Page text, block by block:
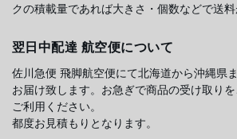
クの積載量であれば大きさ・個数などで送料
翌日中配達 航空便について
佐川急便 飛脚航空便にて北海道から沖縄県
お届け致します。お急ぎで商品の受け取り
ご利用ください。
都度お見積もりとなります。